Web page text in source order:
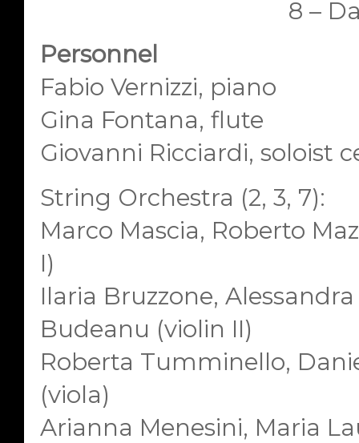
8 –
Personnel
Fabio Vernizzi, piano
Gina Fontana, flute
Giovanni Ricciardi, soloist
String Orchestra (2, 3, 7):
Marco Mascia, Roberto
I)
Ilaria Bruzzone,
Budeanu (violin II)
Roberta Tumminello,
(viola)
Arianna Menesini, Maria